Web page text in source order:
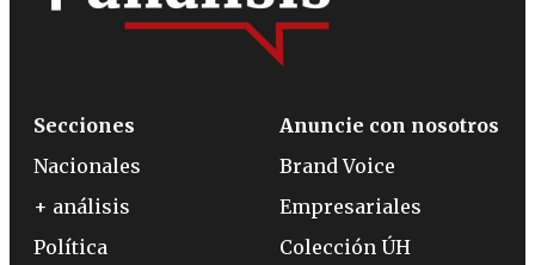
Secciones
Nacionales
+ análisis
Política
Anuncie con nosotros
Brand Voice
Empresariales
Colección ÚH